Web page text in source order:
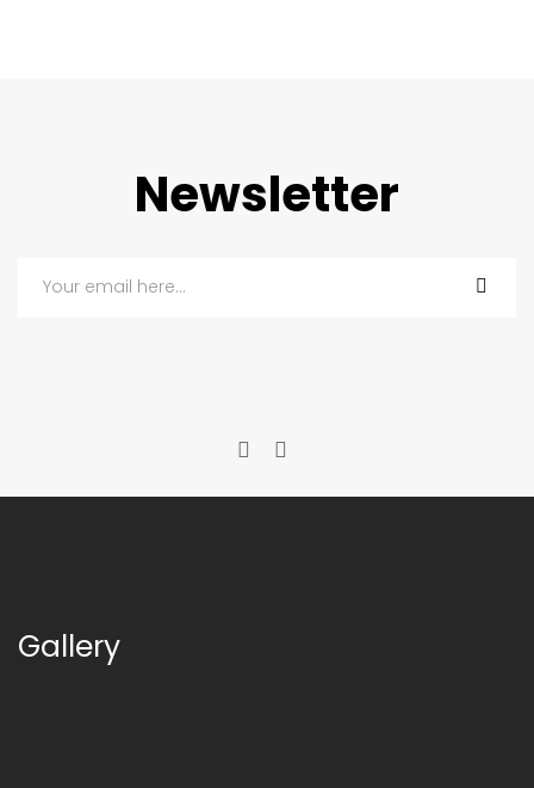
Newsletter
Gallery